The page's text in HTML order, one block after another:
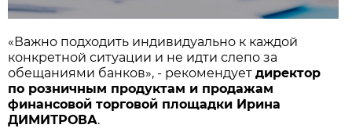
«Важно подходить индивидуально к каждой
конкретной ситуации и не идти слепо за
обещаниями банков», - рекомендуетдиректор
по розничным продуктам и продажам
финансовой торговой площадки Ирина
ДИМИТРОВА.